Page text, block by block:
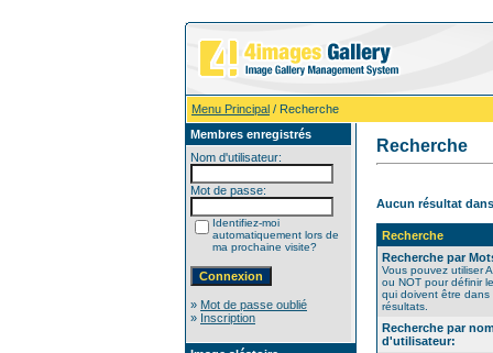
Menu Principal / Recherche
Membres enregistrés
Nom d'utilisateur:
Mot de passe:
Identifiez-moi
automatiquement lors de
ma prochaine visite?
» Mot de passe oublié
» Inscription
Recherche
Aucun résultat
Recherche
Recherche par
Vous pouvez utiliser
ou NOT pour définir
qui doivent être dans
résultats.
Recherche par
d'utilisateur: